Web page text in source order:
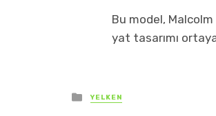
Bu model,
yat tasarımı
Posted
in
YELKEN